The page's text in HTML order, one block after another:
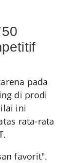
pada
di prodi
ini
rata-rata
favorit".